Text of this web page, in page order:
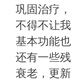
巩固治疗
不得不让
基本功能
还有一些
衰老，更